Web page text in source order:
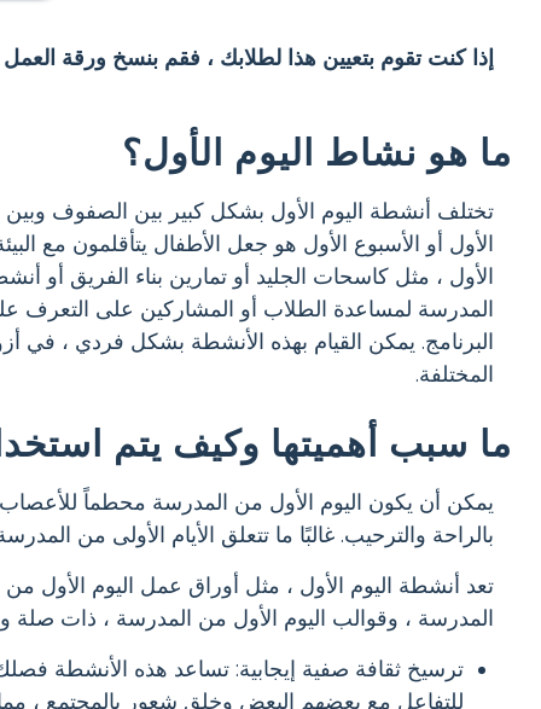
إذا كنت تقوم بتعيين هذا لطلابك ، فقم بنسخ ورقة
ما هو نشاط اليوم الأول؟
تختلف أنشطة اليوم الأول بشكل كبير بين الصفوف وبين
الأول أو الأسبوع الأول هو جعل الأطفال يتأقلمون مع
الأول ، مثل كاسحات الجليد أو تمارين بناء الفريق أو
المدرسة لمساعدة الطلاب أو المشاركين على التعرف
البرنامج. يمكن القيام بهذه الأنشطة بشكل فردي ، في
المختلفة.
ما سبب أهميتها وكيف يتم
يمكن أن يكون اليوم الأول من المدرسة محطماً
بالراحة والترحيب. غالبًا ما تتعلق الأيام الأولى من
تعد أنشطة اليوم الأول ، مثل أوراق عمل اليوم الأول
المدرسة ، وقوالب اليوم الأول من المدرسة ، ذات صلة
ترسيخ ثقافة صفية إيجابية: تساعد هذه الأنشطة
للتفاعل مع بعضهم البعض وخلق شعور بالمجتمع ،